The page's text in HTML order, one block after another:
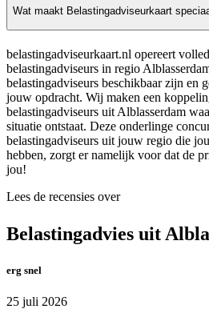
Wat maakt Belastingadviseurkaart
belastingadviseurkaart.nl opereert
belastingadviseurs in regio
belastingadviseurs beschikbaar zijn en
jouw opdracht. Wij maken een
belastingadviseurs uit Alblasserdam
situatie ontstaat. Deze onderlinge
belastingadviseurs uit jouw regio die
hebben, zorgt er namelijk voor dat de
jou!
Lees de recensies over
Belastingadvies uit
erg snel
25 juli 2026